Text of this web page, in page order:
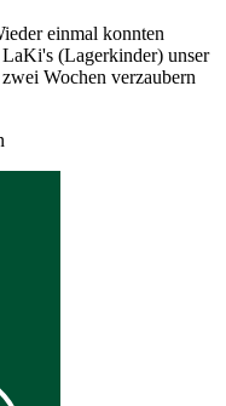
einmal konnten
LaKi's (Lagerkinder) unser
Wochen verzaubern